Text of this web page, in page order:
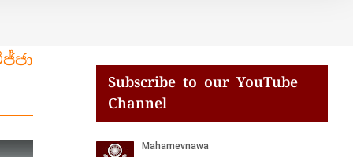
Subscribe to our YouTube
Channel